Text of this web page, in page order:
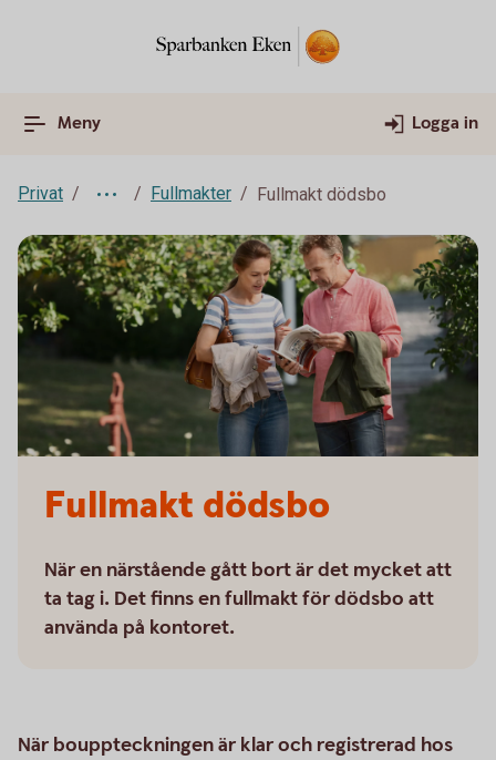
Meny Logga in
Privat Fullmakter Fullmakt dödsbo
Fullmakt dödsbo
När en närstående gått bort är det mycket att
ta tag i. Det finns en fullmakt för dödsbo att
använda på kontoret.
När bouppteckningen är klar och registrerad hos